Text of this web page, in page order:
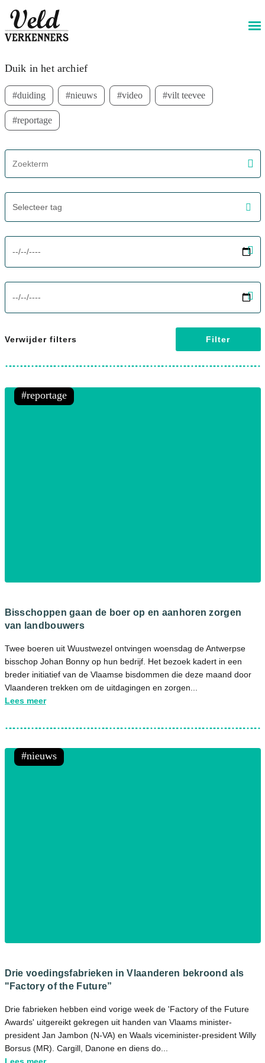
@livewireStyle
Meest recent
Duik in het archief
duiding nieuws video vilt teevee
reportage
screenreader.filter search label
Selecteer tag
Verwijder filters Filter
Bisschoppen gaan de boer op en aanhoren zorgen
van landbouwers
Twee boeren uit Wuustwezel ontvingen woensdag de Antwerpse
bisschop Johan Bonny op hun bedrijf. Het bezoek kadert in een
breder initiatief van de Vlaamse bisdommen die deze maand door
Vlaanderen trekken om de uitdagingen en zorgen...
reportage
Lees meer
Drie voedingsfabrieken in Vlaanderen bekroond als
"Factory of the Future”
Drie fabrieken hebben eind vorige week de 'Factory of the Future
Awards' uitgereikt gekregen uit handen van Vlaams minister-
president Jan Jambon (N-VA) en Waals viceminister-president Willy
Borsus (MR). Cargill, Danone en diens do...
nieuws
Lees meer